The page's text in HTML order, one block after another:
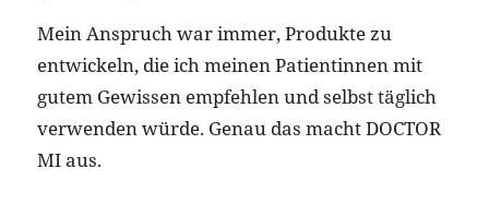
Mein Anspruch war immer, Produkte zu
entwickeln, die ich meinen Patientinnen mit
gutem Gewissen empfehlen und selbst täglich
verwenden würde. Genau das macht DOCTOR
MI aus.